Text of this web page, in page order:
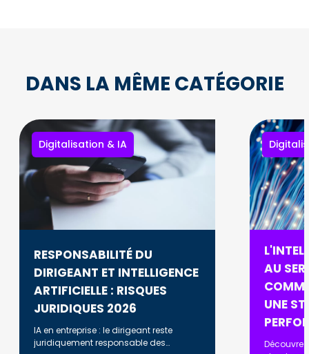
DANS LA MÊME CATÉGORIE
Digitalisation & IA
RESPONSABILITÉ DU
DIRIGEANT ET INTELLIGENCE
ARTIFICIELLE : RISQUES
JURIDIQUES 2026
IA en entreprise : le dirigeant reste
juridiquement responsable des
AU
UNE